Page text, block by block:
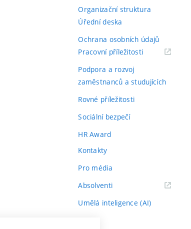
Organizační struktura
Úřední deska
Ochrana osobních údajů
Pracovní příležitosti(externí
Podpora a rozvoj
zaměstnanců a studujících
Rovné příležitosti
Sociální bezpečí
HR Award
Kontakty
Pro média
Absolventi(externí
Umělá inteligence (AI)